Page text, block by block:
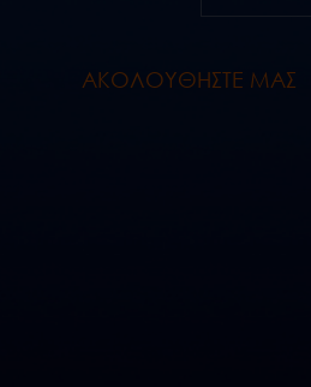
ΑΚΟΛΟΥΘΗΣΤΕ ΜΑΣ